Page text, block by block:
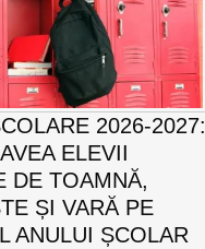
2026-2027:
ELEVII
DE TOAMNĂ,
ȘI VARĂ PE
ANULUI ȘCOLAR